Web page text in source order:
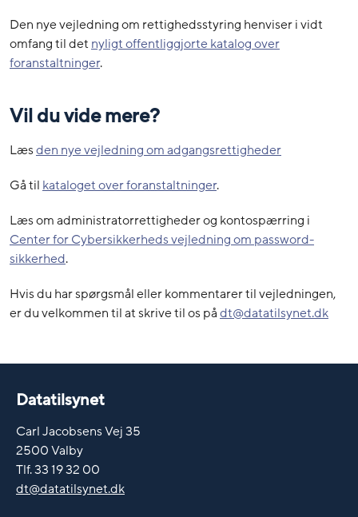
Den nye vejledning om rettighedsstyring henviser i vidt
omfang til det nyligt offentliggjorte katalog over
foranstaltninger.
Vil du vide mere?
Læsden nye vejledning om adgangsrettigheder
Gå til kataloget over foranstaltninger.
Læs om administratorrettigheder og kontospærring i
Center for Cybersikkerheds vejledning om password-
sikkerhed.
Hvis du har spørgsmål eller kommentarer til vejledningen,
er du velkommen til at skrive til os pådt@datatilsynet.dk
Datatilsynet
Carl Jacobsens Vej 35
2500 Valby
Tlf. 33 19 32 00
dt@datatilsynet.dk